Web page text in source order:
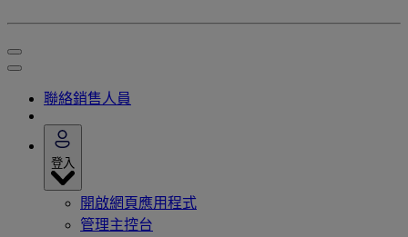
聯絡銷售人員
登入
開啟網頁應用程式
管理主控台